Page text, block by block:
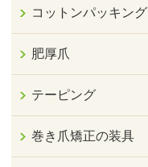
コットンパッキング
肥厚爪
テーピング
巻き爪矯正の装具